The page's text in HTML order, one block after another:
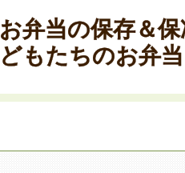
お弁当の保存＆
どもたちのお弁